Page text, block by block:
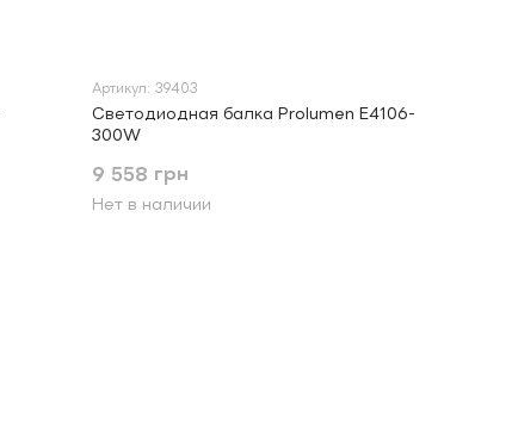
Артикул: 39403
Светодиодная балка Prolumen E4106-
300W
9 558 грн
Нет в наличии